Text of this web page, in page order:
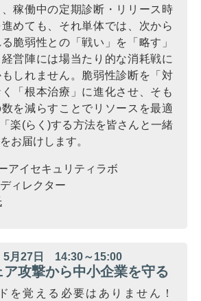
稼働中の定期診断・リリース時
めても、それ単体では、次から
脆弱性との「戦い」を「略す」
営陣には場当たり的な消耗戦に
しれません。脆弱性診断を「対
「根本治療」に進化させ、そも
を減らすことでリソースを最適
楽(らく)する方法を皆さんと一緒
お届けします。
アイセキュリティラボ
ィレクター
月27日 14:30～15:00
ア攻撃から中小企業を守る
を覚える必要はありません！